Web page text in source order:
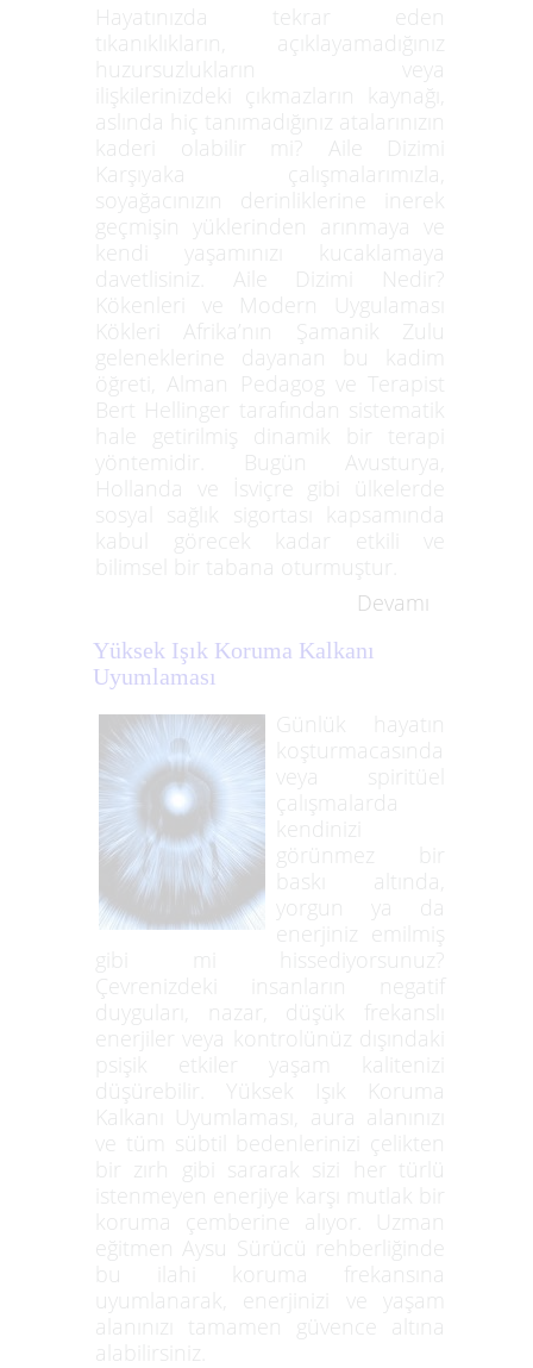
Hayatınızda tekrar eden
tıkanıklıkların, açıklayamadığınız
huzursuzlukların veya
ilişkilerinizdeki çıkmazların kaynağı,
aslında hiç tanımadığınız atalarınızın
kaderi olabilir mi? Aile Dizimi
Karşıyaka çalışmalarımızla,
soyağacınızın derinliklerine inerek
geçmişin yüklerinden arınmaya ve
kendi yaşamınızı kucaklamaya
davetlisiniz. Aile Dizimi Nedir?
Kökenleri ve Modern Uygulaması
Kökleri Afrika’nın Şamanik Zulu
geleneklerine dayanan bu kadim
öğreti, Alman Pedagog ve Terapist
Bert Hellinger tarafından sistematik
hale getirilmiş dinamik bir terapi
yöntemidir. Bugün Avusturya,
Hollanda ve İsviçre gibi ülkelerde
sosyal sağlık sigortası kapsamında
kabul görecek kadar etkili ve
bilimsel bir tabana oturmuştur.
Devamı
Yüksek Işık Koruma Kalkanı
Uyumlaması
Günlük hayatın
koşturmacasında
veya spiritüel
çalışmalarda
kendinizi
görünmez bir
baskı altında,
yorgun ya da
enerjiniz emilmiş
gibi mi hissediyorsunuz?
Çevrenizdeki insanların negatif
duyguları, nazar, düşük frekanslı
enerjiler veya kontrolünüz dışındaki
psişik etkiler yaşam kalitenizi
düşürebilir. Yüksek Işık Koruma
Kalkanı Uyumlaması, aura alanınızı
ve tüm sübtil bedenlerinizi çelikten
bir zırh gibi sararak sizi her türlü
istenmeyen enerjiye karşı mutlak bir
koruma çemberine alıyor. Uzman
eğitmen Aysu Sürücü rehberliğinde
bu ilahi koruma frekansına
uyumlanarak, enerjinizi ve yaşam
alanınızı tamamen güvence altına
alabilirsiniz.